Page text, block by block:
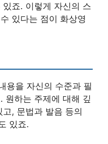
죠. 이렇게 자신의 스
있다는 점이 화상영
용을 자신의 수준과 필
원하는 주제에 대해 깊
, 문법과 발음 등의
있죠.